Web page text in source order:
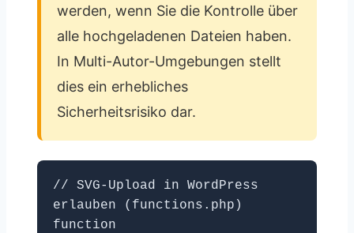
werden, wenn Sie die Kontrolle über
alle hochgeladenen Dateien haben.
In Multi-Autor-Umgebungen stellt
dies ein erhebliches
Sicherheitsrisiko dar.
// SVG-Upload in WordPress
erlauben (functions.php)
function